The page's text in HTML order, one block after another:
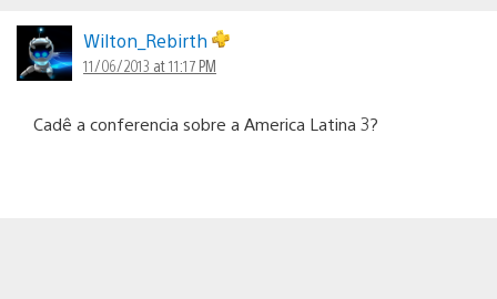
Wilton_Rebirth
11/06/2013 at 11:17 PM
Cadê a conferencia sobre a America Latina 3?